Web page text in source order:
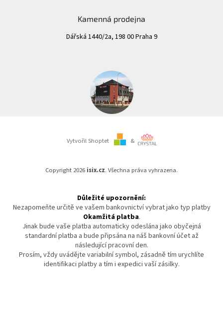
Kamenná prodejna
Dářská 1440/2a, 198 00 Praha 9
Vytvořil Shoptet &
Copyright 2026 isix.cz. Všechna práva vyhrazena.
Důležité upozornění:
Nezapomeňte určitě ve vašem bankovnictví vybrat jako typ platby
Okamžitá platba.
Jinak bude vaše platba automaticky odeslána jako obyčejná
standardní platba a bude připsána na náš bankovní účet až
následující pracovní den.
Prosím, vždy uvádějte variabilní symbol, zásadně tím urychlíte
identifikaci platby a tím i expedici vaší zásilky.